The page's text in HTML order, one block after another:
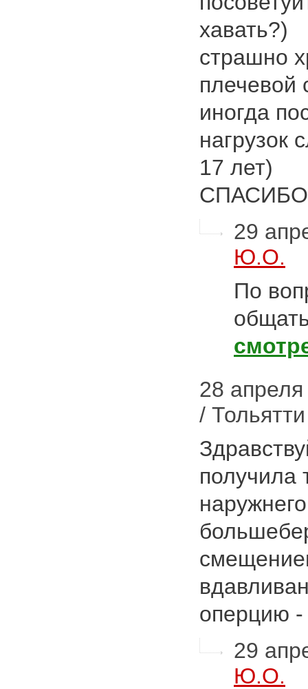
хавать?)
страшно
плечевой
иногда
нагрузок
17 лет)
29
Ю.О.
По
28
/ Тольятти
получила
оперцию
29
Ю.О.